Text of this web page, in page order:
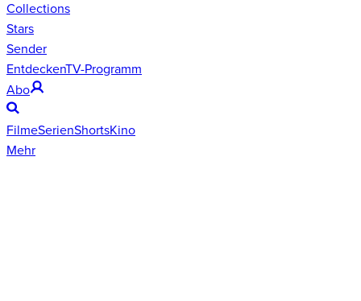
Collections
Stars
Sender
EntdeckenTV-Programm
Abo
FilmeSerienShortsKino
Mehr